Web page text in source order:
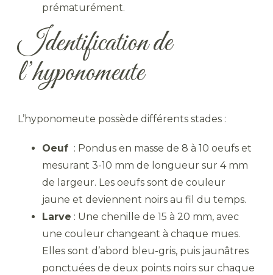
prématurément.
Identification de
l’hyponomeute
L’hyponomeute possède différents stades :
Oeuf : Pondus en masse de 8 à 10 oeufs et
mesurant 3-10 mm de longueur sur 4 mm
de largeur. Les oeufs sont de couleur
jaune et deviennent noirs au fil du temps.
Larve : Une chenille de 15 à 20 mm, avec
une couleur changeant à chaque mues.
Elles sont d’abord bleu-gris, puis jaunâtres
ponctuées de deux points noirs sur chaque